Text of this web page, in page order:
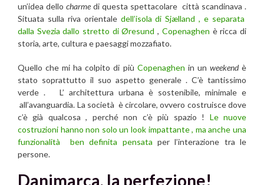
un’idea dello charme di questa spettacolare città scandinava .
Situata sulla riva orientale dell’isola di Sjælland , e separata
dalla Svezia dallo stretto di Øresund , Copenaghen è ricca di
storia, arte, cultura e paesaggi mozzafiato.
Quello che mi ha colpito di più Copenaghen in un weekendè
stato soprattutto il suo aspetto generale . C’è tantissimo
verde . L’ architettura urbana è sostenibile, minimale e
all’avanguardia. La società è circolare, ovvero costruisce dove
c’è già qualcosa , perché non c’è più spazio ! Le nuove
costruzioni hanno non solo un look impattante , ma anche una
funzionalità ben definita pensata per l’interazione tra le
persone.
Danimarca, la perfezione!